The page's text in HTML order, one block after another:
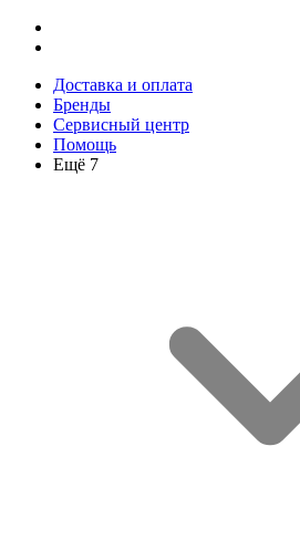
Доставка и оплата
Бренды
Сервисный центр
Помощь
Ещё 7